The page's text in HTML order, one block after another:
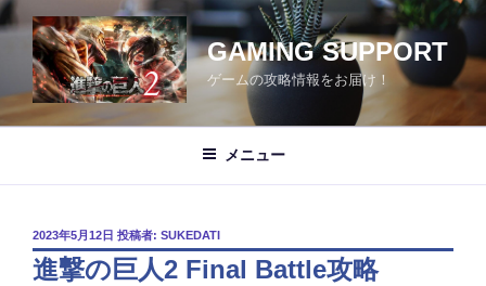
コ
ン
ツ
GAMING SUPPORT
ゲームの攻略情報をお届け！
メニュー
投
稿
日:
2023年5月12日 投稿者: SUKEDATI
進撃の巨人2 Final Battle攻略